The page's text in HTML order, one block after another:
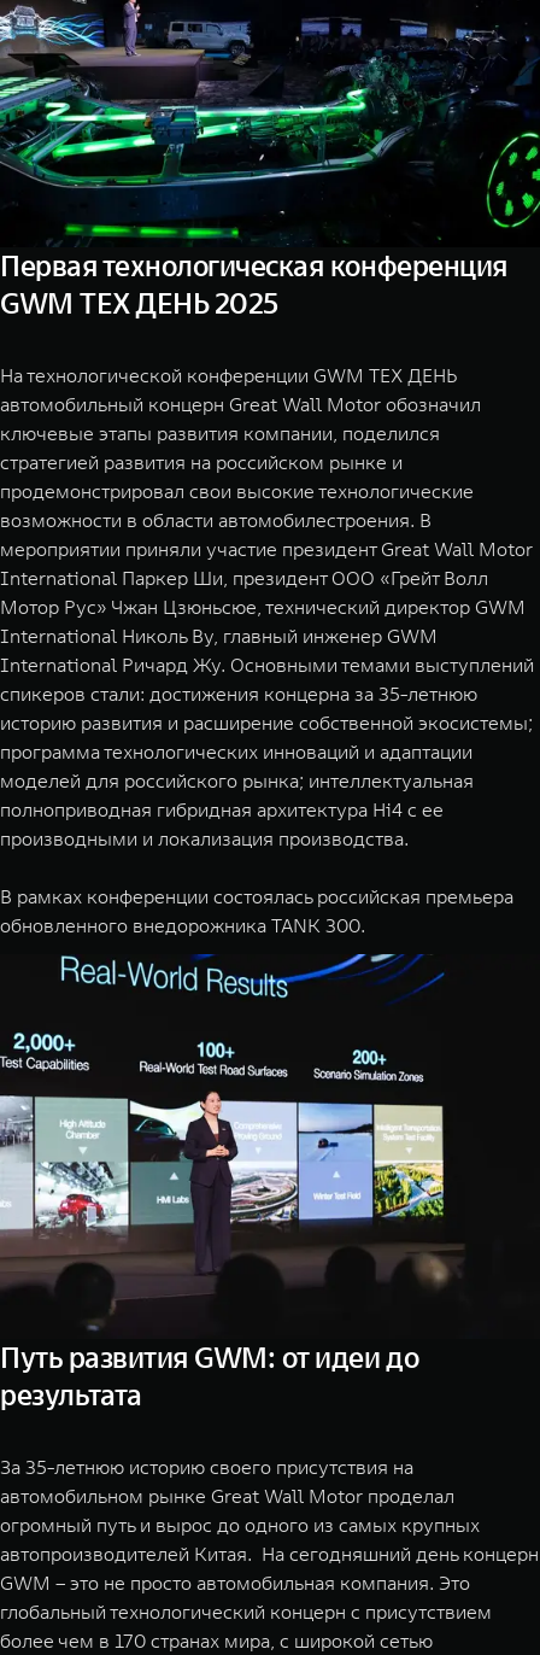
TANK 500
Веди за собой
от 6 499 000 ₽
TANK 700
Сила
WEY 07
Расширяя границы комфорта
от 6 149 000 ₽
WEY 05
Эстетика
от 5 699
Масштаб возможностей
от 6 449 000 ₽
Масштаб
ПОКУПКА АВТОМОБИЛЯ
TANK Финансы
Корпоративным клиентам
TANK ФИНАНСЫ
TANK Кредит
TANK Лизинг
TANK Страхование
Сервис
Специальные предложения
Моторные масла
ЦИФРОВЫЕ СЕРВИСЫ TANK
Цифровые сервисы TANK
Подписки
Первая технологическая конференция
GWM ТЕХ ДЕНЬ 2025
На технологической конференции GWM ТЕХ ДЕНЬ
автомобильный концерн Great Wall Motor обозначил
ключевые этапы развития компании, поделился
стратегией развития на российском рынке и
продемонстрировал свои высокие технологические
возможности в области автомобилестроения. В
мероприятии приняли участие президент Great Wall Motor
International Паркер Ши, президент ООО «Грейт Волл
Мотор Рус» Чжан Цзюньсюе, технический директор GWM
International Николь Ву, главный инженер GWM
International Ричард Жу. Основными темами выступлений
спикеров стали: достижения концерна за 35-летнюю
историю развития и расширение собственной экосистемы;
программа технологических инноваций и адаптации
моделей для российского рынка; интеллектуальная
полноприводная гибридная архитектура Hi4 с ее
производными и локализация производства.
В рамках конференции состоялась российская премьера
обновленного внедорожника TANK 300.
Путь развития GWM: от идеи до
результата
За 35-летнюю историю своего присутствия на
автомобильном рынке Great Wall Motor проделал
огромный путь и вырос до одного из самых крупных
автопроизводителей Китая. На сегодняшний день концерн
GWM – это не просто автомобильная компания. Это
глобальный технологический концерн с присутствием
более чем в 170 странах мира, с широкой сетью